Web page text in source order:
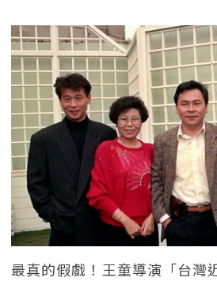
最真的假戲！王童導演「台灣